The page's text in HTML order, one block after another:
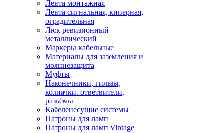
Лента монтажная
Лента сигнальная, киперная,
оградительная
Люк ревизионный
металлический
Маркеры кабельные
Материалы для заземления и
молниезащита
Муфты
Наконечники, гильзы,
колпачки. ответвители,
разъёмы
Кабеленесущие системы
Патроны для ламп
Патроны для ламп Vintage